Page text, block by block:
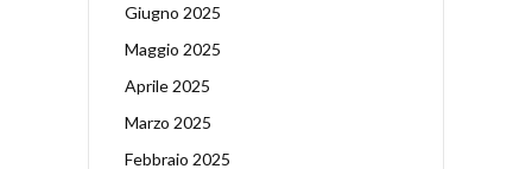
Giugno 2025
Maggio 2025
Aprile 2025
Marzo 2025
Febbraio 2025